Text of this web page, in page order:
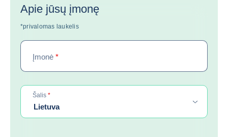
Apie jūsų įmonę
*privalomas laukelis
Įmonė *
Šalis *required
Lietuva